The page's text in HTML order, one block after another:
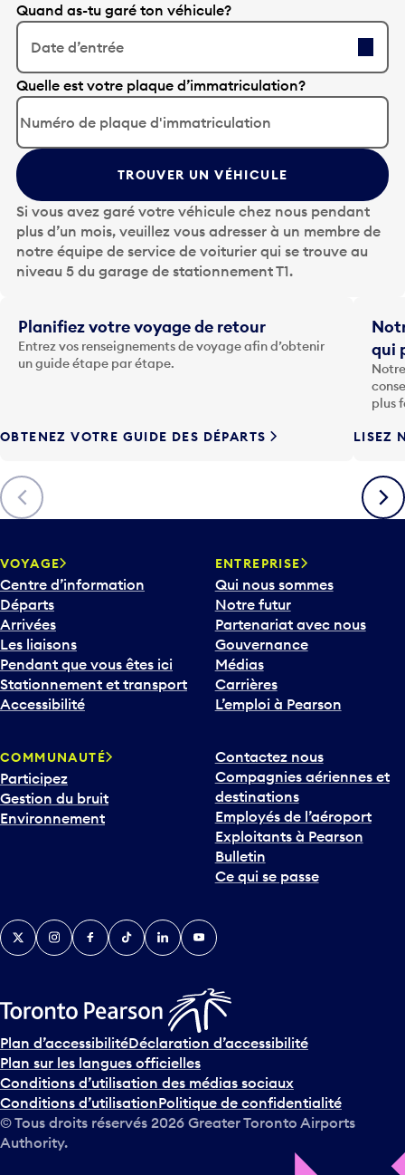
Quand as-tu garé ton véhicule?
Date d’entrée
A
p
p
u
y
e
z
s
u
r
l
t
o
u
F
è
c
h
v
e
r
s
l
e
b
a
o
u
r
i
v
e
n
s
u
r
l
e
c
a
Quelle est votre plaque d’immatriculation?
TROUVER UN VÉHICULE
Si vous avez garé votre véhicule chez nous pendant
plus d’un mois, veuillez vous adresser à un membre de
notre équipe de service de voiturier qui se trouve au
niveau 5 du garage de stationnement T1.
Précédent
Planifiez votre voyage de retour
Entrez vos renseignements de voyage afin d’obtenir
un guide étape par étape.
OBTENEZ VOTRE GUIDE DES DÉPARTS
qui
plus
LISEZ
VOYAGE
Centre d’information
Départs
Arrivées
Les liaisons
Pendant que vous êtes ici
Stationnement et transport
Accessibilité
ENTREPRISE
Qui nous sommes
Notre futur
Partenariat avec nous
Gouvernance
Médias
Carrières
L’emploi à Pearson
COMMUNAUTÉ
Participez
Gestion du bruit
Environnement
Contactez nous
Compagnies aériennes et
destinations
Employés de l’aéroport
Exploitants à Pearson
Bulletin
Ce qui se passe
TwitterInstagramFacebook
TikTokLinkedInYouTube
Plan d’accessibilitéDéclaration d’accessibilité
Plan sur les langues officielles
Conditions d’utilisation des médias sociaux
Conditions d’utilisationPolitique de confidentialité
© Tous droits réservés 2026 Greater Toronto Airports
Authority.